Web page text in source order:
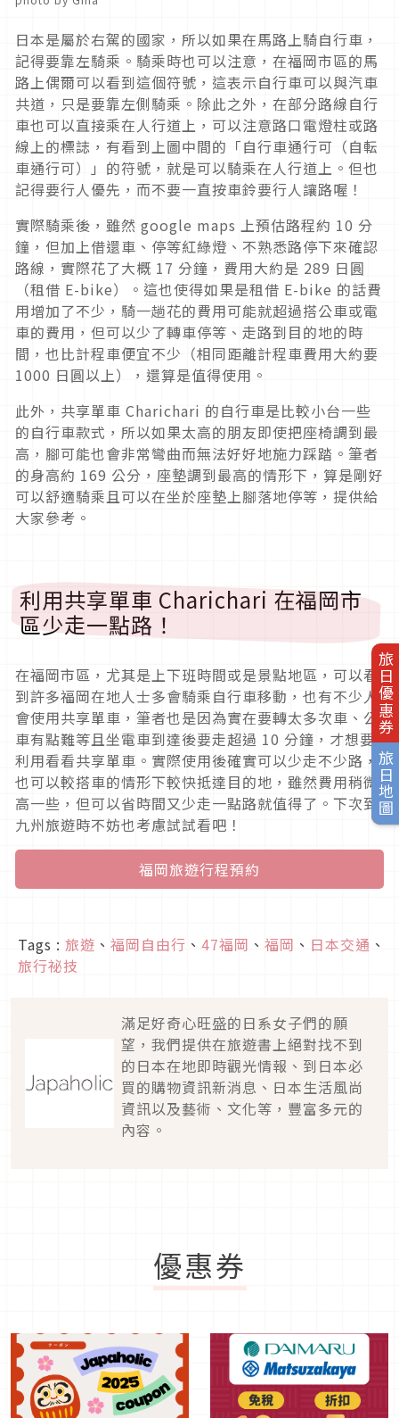
旅日優惠券
旅日地圖
日本是屬於右駕的國家，所以如果在馬路上騎自行車，
記得要靠左騎乘。騎乘時也可以注意，在福岡市區的馬
路上偶爾可以看到這個符號，這表示自行車可以與汽車
共道，只是要靠左側騎乘。除此之外，在部分路線自行
車也可以直接乘在人行道上，可以注意路口電燈柱或路
線上的標誌，有看到上圖中間的「自行車通行可（自転
車通行可）」的符號，就是可以騎乘在人行道上。但也
記得要行人優先，而不要一直按車鈴要行人讓路喔！
實際騎乘後，雖然 google maps 上預估路程約 10 分
鐘，但加上借還車、停等紅綠燈、不熟悉路停下來確認
路線，實際花了大概 17 分鐘，費用大約是 289 日圓
（租借 E-bike）。這也使得如果是租借 E-bike 的話費
用增加了不少，騎一趟花的費用可能就超過搭公車或電
車的費用，但可以少了轉車停等、走路到目的地的時
間，也比計程車便宜不少（相同距離計程車費用大約要
1000 日圓以上），還算是值得使用。
此外，共享單車 Charichari 的自行車是比較小台一些
的自行車款式，所以如果太高的朋友即使把座椅調到最
高，腳可能也會非常彎曲而無法好好地施力踩踏。筆者
的身高約 169 公分，座墊調到最高的情形下，算是剛好
可以舒適騎乘且可以在坐於座墊上腳落地停等，提供給
大家參考。
利用共享單車 Charichari 在福岡市
區少走一點路！
在福岡市區，尤其是上下班時間或是景點地區，可以看
到許多福岡在地人士多會騎乘自行車移動，也有不少人
會使用共享單車，筆者也是因為實在要轉太多次車、公
車有點難等且坐電車到達後要走超過 10 分鐘，才想要
利用看看共享單車。實際使用後確實可以少走不少路，
也可以較搭車的情形下較快抵達目的地，雖然費用稍微
高一些，但可以省時間又少走一點路就值得了。下次到
九州旅遊時不妨也考慮試試看吧！
福岡旅遊行程預約
Tags : 旅遊 、 福岡自由行 、 47福岡 、 福岡 、 日本交通 、
旅行祕技
滿足好奇心旺盛的日系女子們的願
望，我們提供在旅遊書上絕對找不到
的日本在地即時觀光情報、到日本必
買的購物資訊新消息、日本生活風尚
資訊以及藝術、文化等，豐富多元的
內容。
優惠券